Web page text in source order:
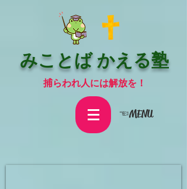
みことば かえる塾
捕らわれ人には解放を！
☜MENU